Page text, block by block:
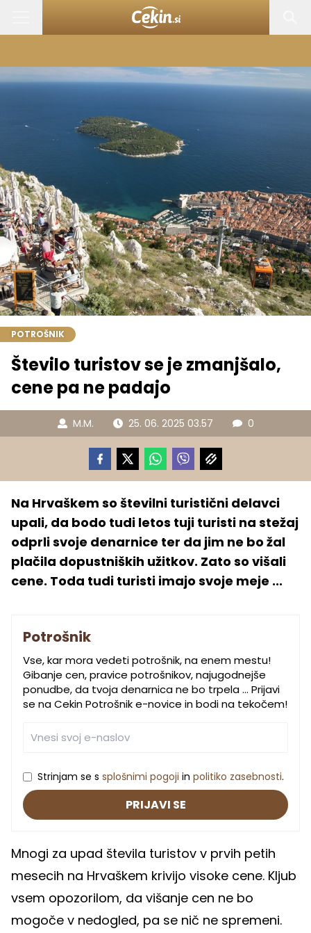
POTROŠNIK
Število turistov se je zmanjšalo,
cene pa ne padajo
M.M. 25. 06. 2025 03.57 0
Na Hrvaškem so številni turistični delavci
upali, da bodo tudi letos tuji turisti na stežaj
odprli svoje denarnice ter da jim ne bo žal
plačila dopustniških užitkov. Zato so višali
cene. Toda tudi turisti imajo svoje meje ...
Potrošnik
Vse, kar mora vedeti potrošnik, na enem mestu!
Gibanje cen, pravice potrošnikov, najugodnejše
ponudbe, da tvoja denarnica ne bo trpela … Prijavi
se na Cekin Potrošnik e-novice in bodi na tekočem!
Strinjam se s splošnimi pogoji in politiko zasebnosti.
PRIJAVI SE
Mnogi za upad števila turistov v prvih petih
mesecih na Hrvaškem krivijo visoke cene. Kljub
vsem opozorilom, da višanje cen ne bo
mogoče v nedogled, pa se nič ne spremeni.